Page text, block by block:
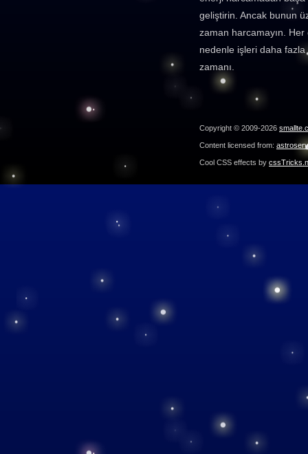
geliştirin. Ancak bunun
zaman harcamayın. Her
nedenle işleri daha
zamanı.
Copyright © 2009-2026
Content licensed from:
Cool CSS effects by